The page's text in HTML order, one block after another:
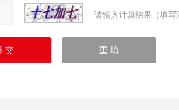
请输入计算结果（填